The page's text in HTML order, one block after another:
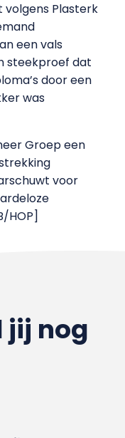
volgens Plasterk
een vals
steekproef dat
door een
was
Groep een
voor
HOP]
jij nog